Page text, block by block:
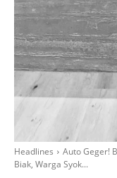
Headlines
Auto Geger!
Biak, Warga Syok...